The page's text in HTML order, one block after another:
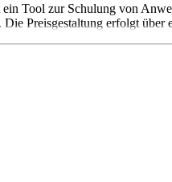
ein Tool zur Schulung von
Die Preisgestaltung erfolgt